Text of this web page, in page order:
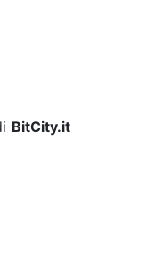
BitCity.it